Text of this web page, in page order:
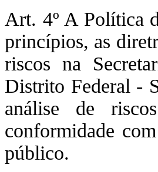
Art. 4º A Política
princípios, as
riscos na
Distrito Federal -
análise de
conformidade
público.